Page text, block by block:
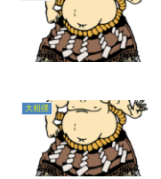
大相撲